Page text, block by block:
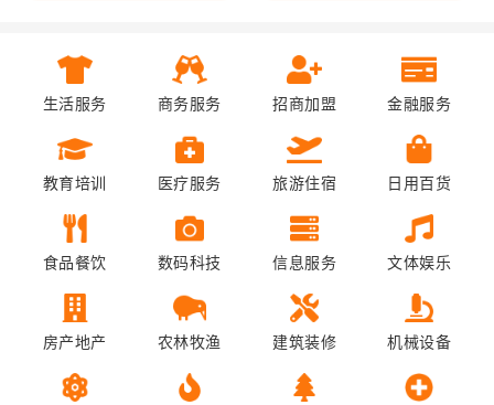
生活服务 商务服务 招商加盟 金融服务
教育培训 医疗服务 旅游住宿 日用百货
食品餐饮 数码科技 信息服务 文体娱乐
房产地产 农林牧渔 建筑装修 机械设备